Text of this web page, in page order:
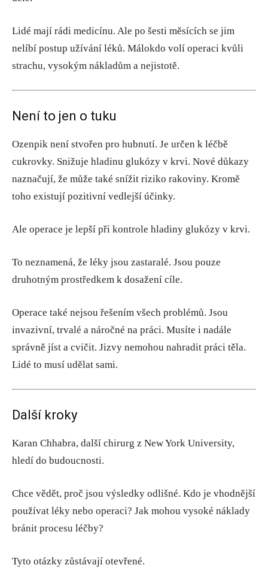
Lidé mají rádi medicínu. Ale po šesti měsících se jim
nelíbí postup užívání léků. Málokdo volí operaci kvůli
strachu, vysokým nákladům a nejistotě.
Není to jen o tuku
Ozenpik není stvořen pro hubnutí. Je určen k léčbě
cukrovky. Snižuje hladinu glukózy v krvi. Nové důkazy
naznačují, že může také snížit riziko rakoviny. Kromě
toho existují pozitivní vedlejší účinky.
Ale operace je lepší při kontrole hladiny glukózy v krvi.
To neznamená, že léky jsou zastaralé. Jsou pouze
druhotným prostředkem k dosažení cíle.
Operace také nejsou řešením všech problémů. Jsou
invazivní, trvalé a náročné na práci. Musíte i nadále
správně jíst a cvičit. Jizvy nemohou nahradit práci těla.
Lidé to musí udělat sami.
Další kroky
Karan Chhabra, další chirurg z New York University,
hledí do budoucnosti.
Chce vědět, proč jsou výsledky odlišné. Kdo je vhodnější
používat léky nebo operaci? Jak mohou vysoké náklady
bránit procesu léčby?
Tyto otázky zůstávají otevřené.